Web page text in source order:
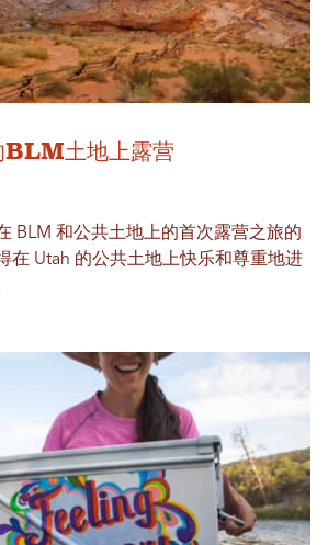
土地上露营
BLM 和公共土地上的首次露营之旅的
在 Utah 的公共土地上快乐和尊重地进